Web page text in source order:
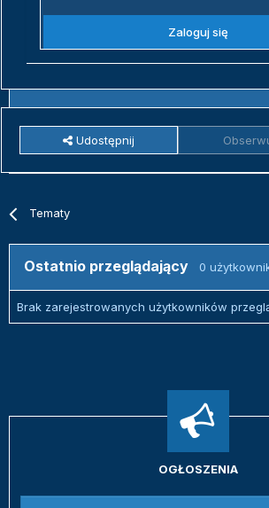
Zaloguj się
Udostępnij
Tematy
Ostatnio przeglądający 0
Brak zarejestrowanych użytkowników
OGŁOSZENIA